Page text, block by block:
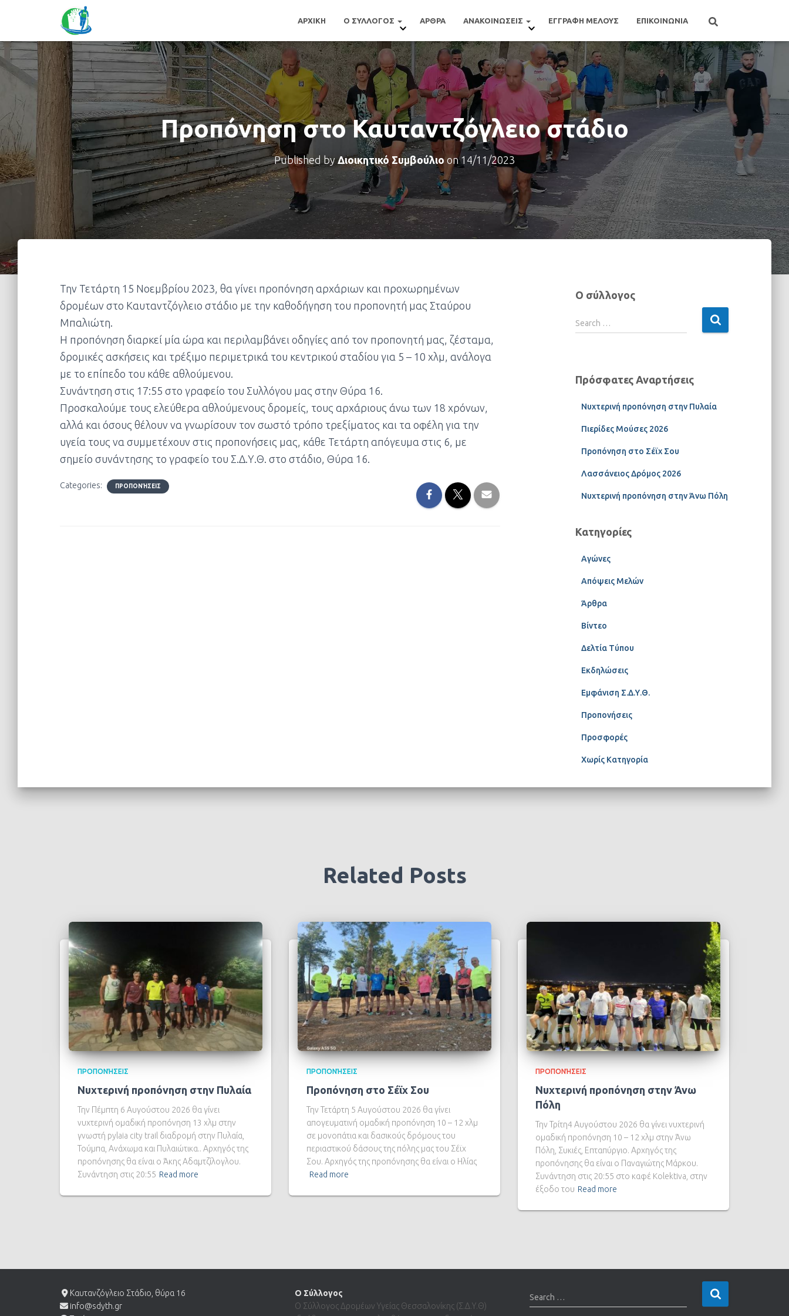
ΑΡΧΙΚΗ Ο ΣΥΛΛΟΓΟΣ ΑΡΘΡΑ ΑΝΑΚΟΙΝΩΣΕΙΣ ΕΓΓΡΑΦΗ ΜΕΛΟΥΣ ΕΠΙΚΟΙΝΩΝΙΑ
Προπόνηση στο Καυταντζόγλειο στάδιο
Published byΔιοικητικό Συμβούλιο on14/11/2023
Την Τετάρτη 15 Νοεμβρίου 2023, θα γίνει προπόνηση αρχάριων και προχωρημένων
δρομέων στο Καυταντζόγλειο στάδιο με την καθοδήγηση του προπονητή μας Σταύρου
Μπαλιώτη.
Η προπόνηση διαρκεί μία ώρα και περιλαμβάνει οδηγίες από τον προπονητή μας, ζέσταμα,
δρομικές ασκήσεις και τρέξιμο περιμετρικά του κεντρικού σταδίου για 5 – 10 χλμ, ανάλογα
με το επίπεδο του κάθε αθλούμενου.
Συνάντηση στις 17:55 στο γραφείο του Συλλόγου μας στην Θύρα 16.
Προσκαλούμε τους ελεύθερα αθλούμενους δρομείς, τους αρχάριους άνω των 18 χρόνων,
αλλά και όσους θέλουν να γνωρίσουν τον σωστό τρόπο τρεξίματος και τα οφέλη για την
υγεία τους να συμμετέχουν στις προπονήσεις μας, κάθε Τετάρτη απόγευμα στις 6, με
σημείο συνάντησης το γραφείο του Σ.Δ.Υ.Θ. στο στάδιο, Θύρα 16.
Categories: ΠΡΟΠΟΝΉΣΕΙΣ
Ο σύλλογος
Search …
Πρόσφατες Αναρτήσεις
Νυχτερινή προπόνηση στην Πυλαία
Πιερίδες Μούσες 2026
Προπόνηση στο Σέϊχ Σου
Λασσάνειος Δρόμος 2026
Νυχτερινή προπόνηση στην Άνω Πόλη
Κατηγορίες
Αγώνες
Απόψεις Μελών
Άρθρα
Βίντεο
Δελτία Τύπου
Εκδηλώσεις
Εμφάνιση Σ.Δ.Υ.Θ.
Προπονήσεις
Προσφορές
Χωρίς Κατηγορία
Related Posts
ΠΡΟΠΟΝΉΣΕΙΣ
Νυχτερινή προπόνηση στην Πυλαία
Την Πέμπτη 6 Αυγούστου 2026 θα γίνει
νυχτερινή ομαδική προπόνηση 13 χλμ στην
γνωστή pylaia city trail διαδρομή στην Πυλαία,
Τούμπα, Ανάχωμα και Πυλαιώτικα.. Αρχηγός της
προπόνησης θα είναι ο Άκης Αδαμτζίλογλου.
Συνάντηση στις 20:55 Read more
ΠΡΟΠΟΝΉΣΕΙΣ
Προπόνηση στο Σέϊχ Σου
Την Τετάρτη 5 Αυγούστου 2026 θα γίνει
απογευματινή ομαδική προπόνηση 10 – 12 χλμ
σε μονοπάτια και δασικούς δρόμους του
περιαστικού δάσους της πόλης μας του Σέϊχ
Σου. Αρχηγός της προπόνησης θα είναι ο Ηλίας
Read more
ΠΡΟΠΟΝΉΣΕΙΣ
Νυχτερινή προπόνηση στην Άνω
Πόλη
Την Τρίτη4 Αυγούστου 2026 θα γίνει νυχτερινή
ομαδική προπόνηση 10 – 12 χλμ στην Άνω
Πόλη, Συκιές, Επταπύργιο. Αρχηγός της
προπόνησης θα είναι ο Παναγιώτης Μάρκου.
Συνάντηση στις 20:55 στο καφέ Kolektiva, στην
έξοδο του Read more
Καυτανζόγλειο Στάδιο, θύρα 16
info@sdyth.gr
Ο Σύλλογος
Ο Σύλλογος Δρομέων Υγείας Θεσσαλονίκης (Σ.Δ.Υ.Θ)
Search …